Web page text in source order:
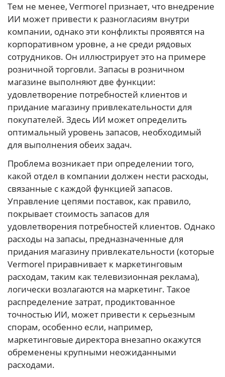
Тем не менее, Vermorel признает, что внедрение
ИИ может привести к разногласиям внутри
компании, однако эти конфликты проявятся на
корпоративном уровне, а не среди рядовых
сотрудников. Он иллюстрирует это на примере
розничной торговли. Запасы в розничном
магазине выполняют две функции:
удовлетворение потребностей клиентов и
придание магазину привлекательности для
покупателей. Здесь ИИ может определить
оптимальный уровень запасов, необходимый
для выполнения обеих задач.
Проблема возникает при определении того,
какой отдел в компании должен нести расходы,
связанные с каждой функцией запасов.
Управление цепями поставок, как правило,
покрывает стоимость запасов для
удовлетворения потребностей клиентов. Однако
расходы на запасы, предназначенные для
придания магазину привлекательности (которые
Vermorel приравнивает к маркетинговым
расходам, таким как телевизионная реклама),
логически возлагаются на маркетинг. Такое
распределение затрат, продиктованное
точностью ИИ, может привести к серьезным
спорам, особенно если, например,
маркетинговые директора внезапно окажутся
обременены крупными неожиданными
расходами.